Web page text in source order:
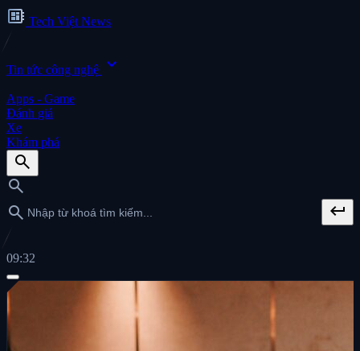
developer_board Tech Việt News
Tin tức công nghệ expand_more
Apps - Game
Đánh giá
Xe
Khám phá
search
search
search
keyboard_return
09:32